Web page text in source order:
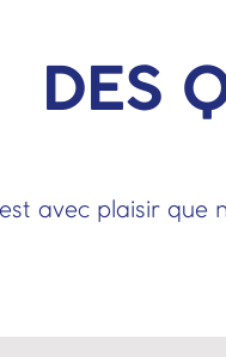
DES
avec plaisir que